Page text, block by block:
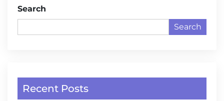
Search
Search
Recent Posts